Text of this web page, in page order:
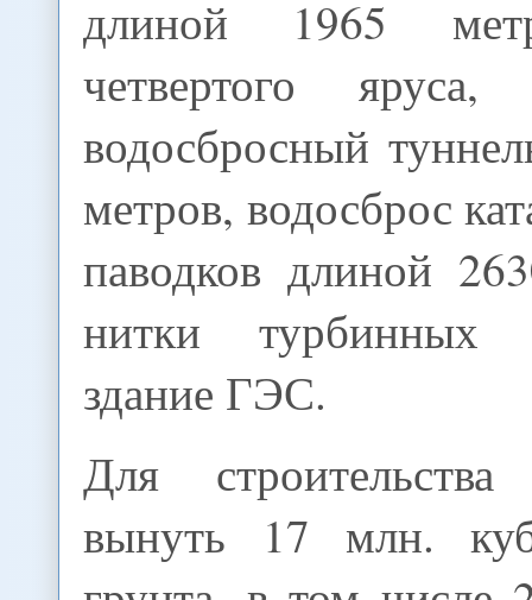
длиной 1965
четвертого яруса,
водосбросный
метров, водосброс
паводков длиной
нитки турбинных
здание ГЭС.
Для
вынуть 17 млн.